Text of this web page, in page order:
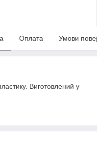
Оплата Умови
Виготовлений у